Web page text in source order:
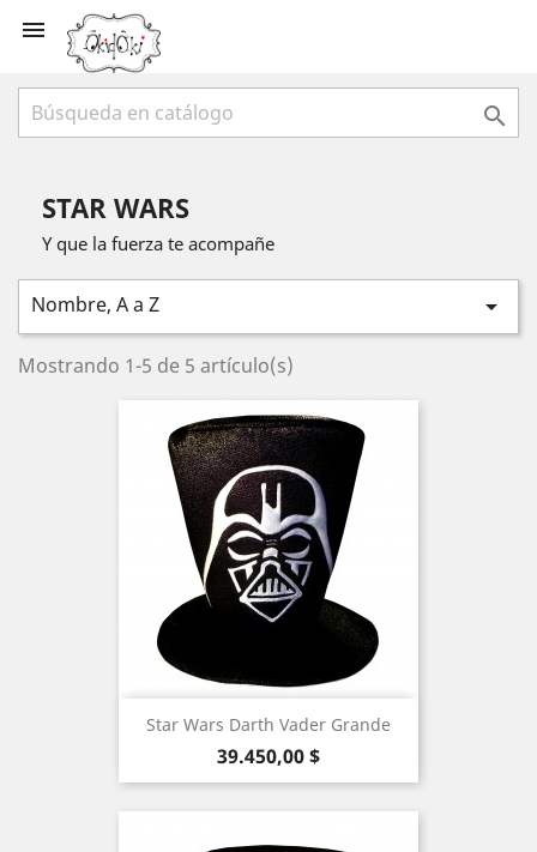


STAR WARS
Y que la fuerza te acompañe
Nombre, A a Z 
Mostrando 1-5 de 5 artículo(s)
Star Wars Darth Vader Grande
Precio
39.450,00 $